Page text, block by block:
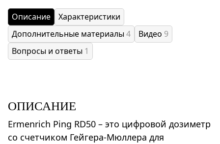
Описание
Характеристики
Дополнительные материалы4 Видео 9
Вопросы и ответы 1
ОПИСАНИЕ
Ermenrich Ping RD50 – это цифровой дозиметр
со счетчиком Гейгера-Мюллера для